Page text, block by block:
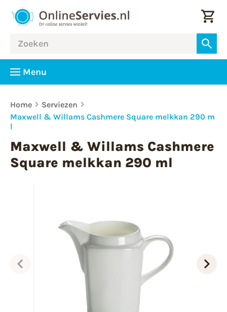
Menu
Home
Serviezen
Maxwell & Willams Cashmere Square melkkan 290 m
l
Maxwell & Willams Cashmere
Square melkkan 290 ml